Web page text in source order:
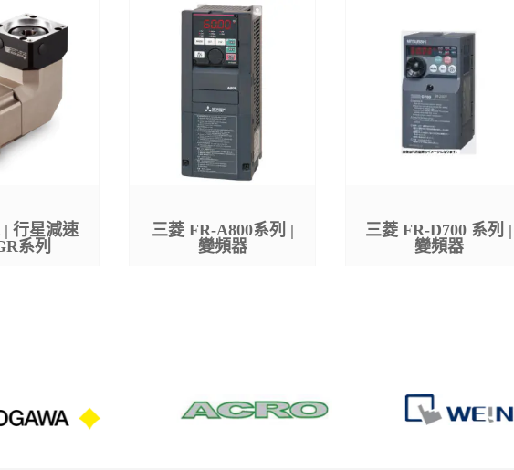
| 行星減速
系列
三菱 FR-A800系列 |
變頻器
三菱 FR-D700 系列 |
變頻器